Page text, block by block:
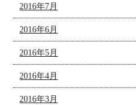
2016年7月
2016年6月
2016年5月
2016年4月
2016年3月